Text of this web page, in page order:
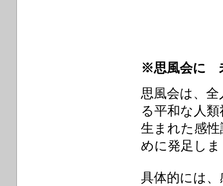
※思風会に
思風会は、
る平和な人
生まれた感
めに発足し
具体的には、